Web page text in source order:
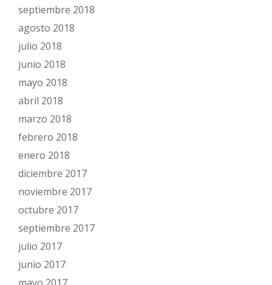
septiembre 2018
agosto 2018
julio 2018
junio 2018
mayo 2018
abril 2018
marzo 2018
febrero 2018
enero 2018
diciembre 2017
noviembre 2017
octubre 2017
septiembre 2017
julio 2017
junio 2017